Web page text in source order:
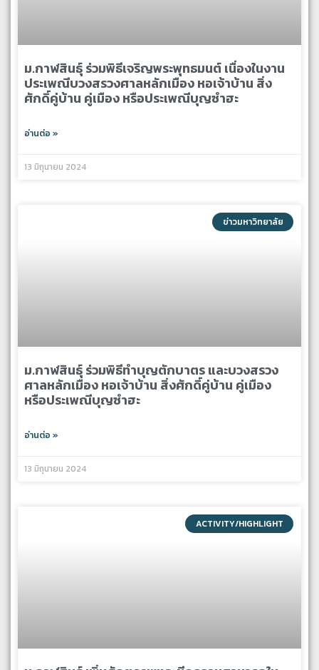
ม.กาฬสินธุ์ ร่วมพิธีเจริญพระพุทธมนต์ เนื่องในงาน
ประเพณีบวงสรวงศาลหลักเมือง หอเจ้าบ้าน สิ่ง
ศักดิ์คู่บ้าน คู่เมือง หรือประเพณีบุญซำฮะ
อ่านต่อ »
13 มิถุนายน 2024
ข่าวมหาวิทยาลัย
ม.กาฬสินธุ์ ร่วมพิธีทำบุญตักบาตร และบวงสรวง
ศาลหลักเมือง หอเจ้าบ้าน สิ่งศักดิ์คู่บ้าน คู่เมือง
หรือประเพณีบุญซำฮะ
อ่านต่อ »
13 มิถุนายน 2024
ACTIVITY/HIGHLIGHT